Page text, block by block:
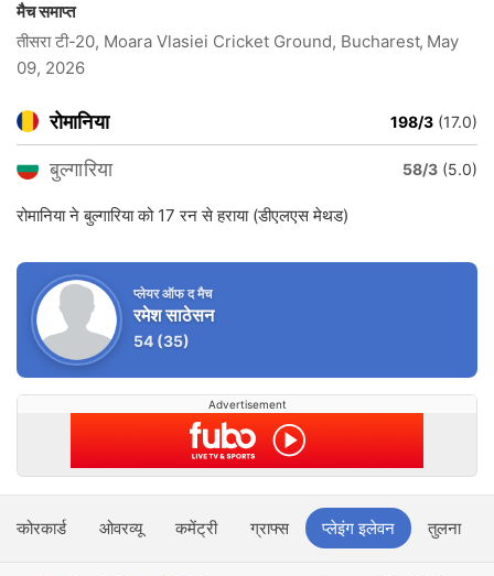
मैच समाप्त
तीसरा टी-20, Moara Vlasiei Cricket Ground, Bucharest, May
09, 2026
रोमानिया 198/3 (17.0)
बुल्गारिया 58/3 (5.0)
रोमानिया ने बुल्गारिया को 17 रन से हराया (डीएलएस मेथड)
प्लेयर ऑफ द मैच
रमेश साठेसन
54 (35)
Advertisement
स्कोरकार्ड ओवरव्यू कमेंट्री ग्राफ्स प्लेइंग इलेवन तुलना